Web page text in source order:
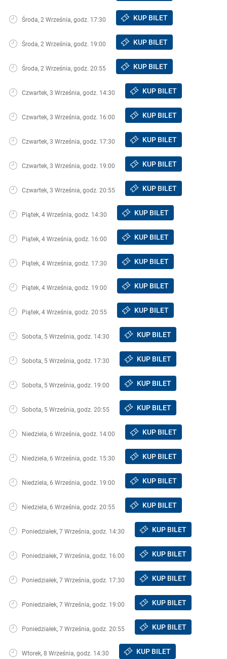
Środa, 2 Września, godz. 17:30 KUP BILET
Środa, 2 Września, godz. 19:00 KUP BILET
Środa, 2 Września, godz. 20:55 KUP BILET
Czwartek, 3 Września, godz. 14:30 KUP BILET
Czwartek, 3 Września, godz. 16:00 KUP BILET
Czwartek, 3 Września, godz. 17:30 KUP BILET
Czwartek, 3 Września, godz. 19:00 KUP BILET
Czwartek, 3 Września, godz. 20:55 KUP BILET
Piątek, 4 Września, godz. 14:30 KUP BILET
Piątek, 4 Września, godz. 16:00 KUP BILET
Piątek, 4 Września, godz. 17:30 KUP BILET
Piątek, 4 Września, godz. 19:00 KUP BILET
Piątek, 4 Września, godz. 20:55 KUP BILET
Sobota, 5 Września, godz. 14:30 KUP BILET
Sobota, 5 Września, godz. 17:30 KUP BILET
Sobota, 5 Września, godz. 19:00 KUP BILET
Sobota, 5 Września, godz. 20:55 KUP BILET
Niedziela, 6 Września, godz. 14:00 KUP BILET
Niedziela, 6 Września, godz. 15:30 KUP BILET
Niedziela, 6 Września, godz. 19:00 KUP BILET
Niedziela, 6 Września, godz. 20:55 KUP BILET
Poniedziałek, 7 Września, godz. 14:30 KUP BILET
Poniedziałek, 7 Września, godz. 16:00 KUP BILET
Poniedziałek, 7 Września, godz. 17:30 KUP BILET
Poniedziałek, 7 Września, godz. 19:00 KUP BILET
Poniedziałek, 7 Września, godz. 20:55 KUP BILET
Wtorek, 8 Września, godz. 14:30 KUP BILET